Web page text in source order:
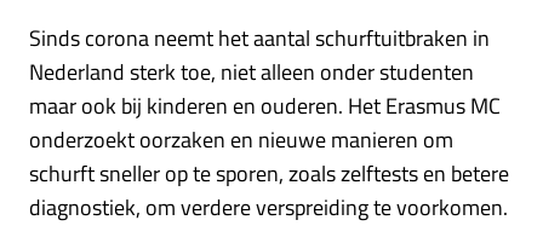
Sinds corona neemt het aantal schurftuitbraken in
Nederland sterk toe, niet alleen onder studenten
maar ook bij kinderen en ouderen. Het Erasmus MC
onderzoekt oorzaken en nieuwe manieren om
schurft sneller op te sporen, zoals zelftests en betere
diagnostiek, om verdere verspreiding te voorkomen.